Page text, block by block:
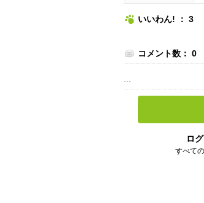
いいわん! ： 3
コメント数： 0
...
ロ
すべて